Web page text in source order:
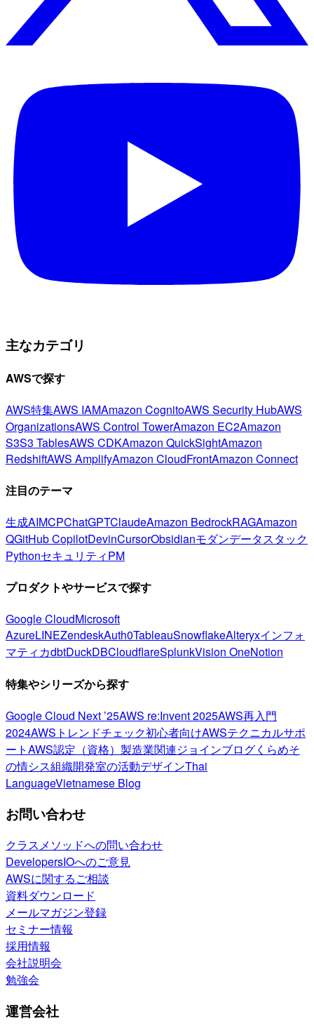
主なカテゴリ
AWSで探す
AWS特集AWS IAMAmazon CognitoAWS Security HubAWS
OrganizationsAWS Control TowerAmazon EC2Amazon
S3S3 TablesAWS CDKAmazon QuickSightAmazon
RedshiftAWS AmplifyAmazon CloudFrontAmazon Connect
注目のテーマ
生成AIMCPChatGPTClaudeAmazon BedrockRAGAmazon
QGitHub CopilotDevinCursorObsidianモダンデータスタック
PythonセキュリティPM
プロダクトやサービスで探す
Google CloudMicrosoft
AzureLINEZendeskAuth0TableauSnowflakeAlteryxインフォ
マティカdbtDuckDBCloudflareSplunkVision OneNotion
特集やシリーズから探す
Google Cloud Next ’25AWS re:Invent 2025AWS再入門
2024AWSトレンドチェック初心者向けAWSテクニカルサポ
ートAWS認定（資格） 製造業関連ジョインブログくらめそ
の情シス組織開発室の活動デザインThai
LanguageVietnamese Blog
お問い合わせ
クラスメソッドへの問い合わせ
DevelopersIOへのご意見
AWSに関するご相談
資料ダウンロード
メールマガジン登録
セミナー情報
採用情報
会社説明会
勉強会
運営会社